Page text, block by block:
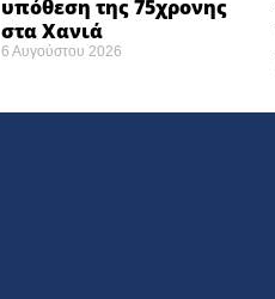
υπόθεση της 75χρονης
στα Χανιά
6 Αυγούστου 2026